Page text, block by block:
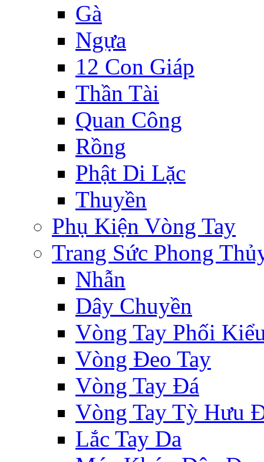
Gà
Ngựa
12 Con Giáp
Thần Tài
Quan Công
Rồng
Phật Di Lặc
Thuyền
Phụ Kiện Vòng Tay
Trang Sức Phong
Nhẫn
Dây Chuyền
Vòng Tay Phối
Vòng Đeo Tay
Vòng Tay Đá
Vòng Tay Tỳ Hưu
Lắc Tay Da